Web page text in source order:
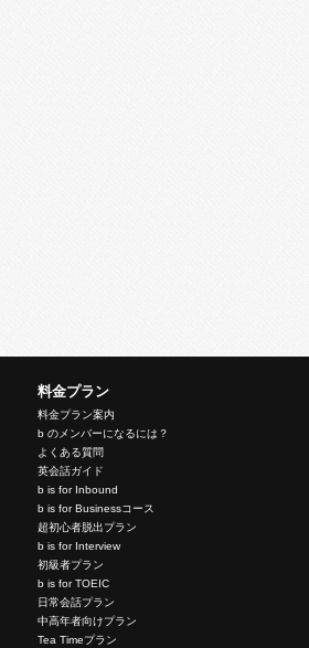
料金プラン
料金プラン案内
b のメンバーになるには？
よくある質問
英会話ガイド
b is for Inbound
b is for Businessコース
超初心者脱出プラン
b is for Interview
初級者プラン
b is for TOEIC
日常会話プラン
中高年者向けプラン
Tea Timeプラン